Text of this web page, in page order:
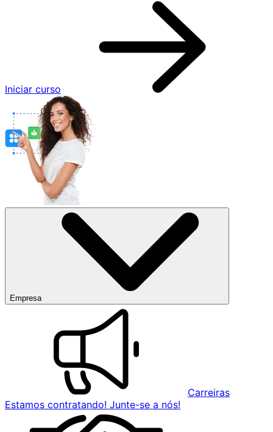
Iniciar curso
Empresa
Carreiras
Estamos contratando! Junte-se a nós!